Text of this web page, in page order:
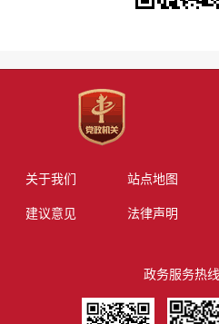
关于我们 站点地图
建议意见 法律声明
政务服务热